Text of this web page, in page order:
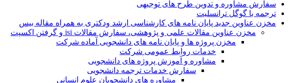
سفارش مشاوره و تدوین طرح های توجیهی
ترجمه با گوگل ترانسلیت
مخزن عناوین جدید پایان نامه های کارشناسی ارشد ودکتری به همراه مقاله بیس
مخزن عناوین مقالات علمی و پژوهشی، سفارش مقالات isi و گرفتن اکسپت
مخزن پروژه ها و پایان نامه های دانشجویی آماده شرکت
خدمات روابط عمومی شرکت
مشاوره و آموزش پروژه های دانشجویی
سفارش خدمات ترجمه دانشجویی
مشاوره های دانشجویان علوم انسانی